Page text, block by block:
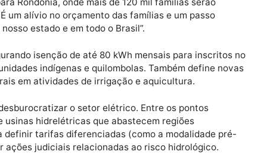
Publicidade
à proposta e ressaltou a importância da
de baixa renda.
para Rondônia, onde mais de 120 mil famílias serão
no nosso estado e em todo o Brasil”.
isenção de até 80 kWh mensais para
indígenas e quilombolas. Também define